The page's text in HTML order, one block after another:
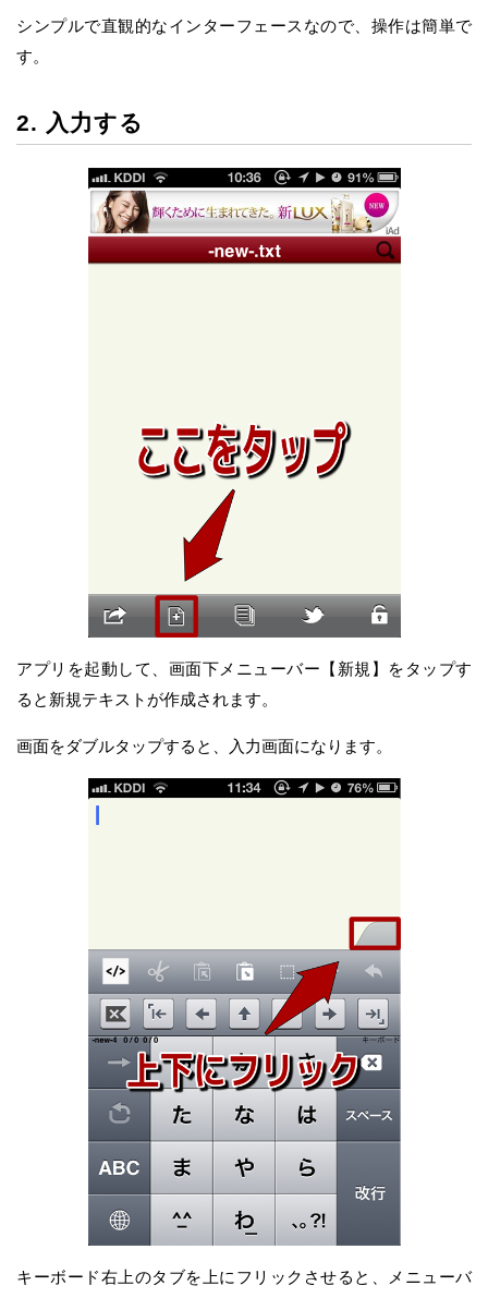
シンプルで直観的なインターフェースなので、操作は簡単で
す。
2. 入力する
アプリを起動して、画面下メニューバー【新規】をタップす
ると新規テキストが作成されます。
画面をダブルタップすると、入力画面になります。
キーボード右上のタブを上にフリックさせると、メニューバ